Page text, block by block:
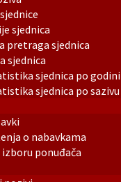
sjednica
pretraga sjednica
sjednica
sjednica po godini
sjednica po sazivu
o nabavkama
ponuđača